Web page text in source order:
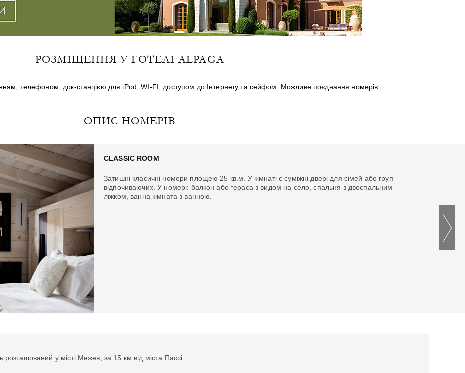
РОЗМІЩЕННЯ У ГОТЕЛІ ALPAGA
телефоном, док-станцією для iPod, WI-FI, доступом до Інтернету та сейфом. Можливе поєднання номерів.
ОПИС НОМЕРІВ
CLASSIC ROOM
Затишні класичні номери площею 25 кв.м. У кімнаті є суміжні двері для сімей або груп
відпочиваючих. У номері: балкон або тераса з видом на село, спальня з двоспальним
ліжком, ванна кімната з ванною.
розташований у місті Межев, за 15 км від міста Пассі.